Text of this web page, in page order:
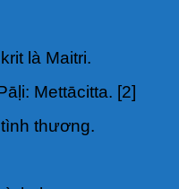
là Maitri.
Mettācitta. [2]
thương.